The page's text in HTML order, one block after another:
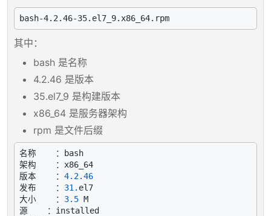
其中：
bash 是名称
4.2.46 是版本
35.el7_9 是构建版本
x86_64 是服务器架构
rpm 是文件后缀
名称    ：bash
架构    ：x86_64
版本    ： 4.2.46
发布    ： 31. el7
大小    ： 3.5 M
源    ：installed